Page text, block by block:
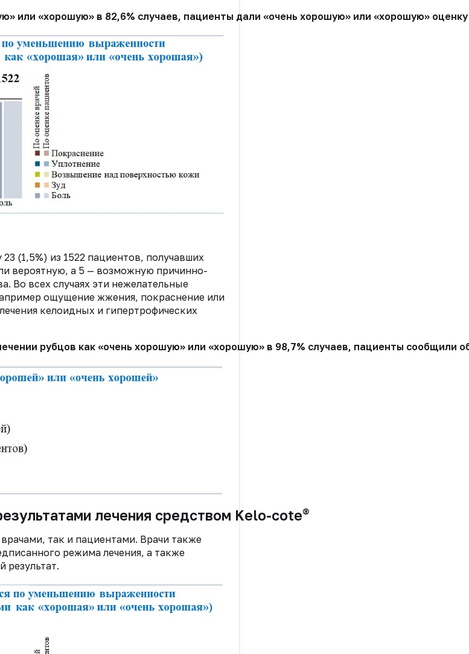
или «хорошую» в 82,6% случаев, пациенты дали «очень хорошую» или «хорошую» оценку
(1,5%) из 1522 пациентов, получавших
вероятную, а 5 — возможную причинно-
Во всех случаях эти нежелательные
ощущение жжения, покраснение или
келоидных и гипертрофических
рубцов как «очень хорошую» или «хорошую» в 98,7% случаев, пациенты сообщили
лечения средством Kelo-cote®
так и пациентами. Врачи также
режима лечения, а также
результат.